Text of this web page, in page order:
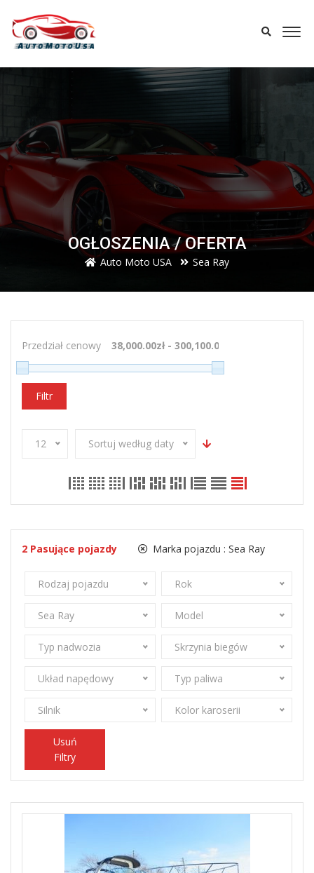
OGŁOSZENIA / OFERTA
Auto Moto USA Sea Ray
Przedział cenowy
Filtr
12 Sortuj według daty
2 Pasujące pojazdy Marka pojazdu : Sea Ray
Rodzaj pojazdu Rok
Sea Ray Model
Typ nadwozia Skrzynia biegów
Układ napędowy Typ paliwa
Silnik Kolor karoserii
Usuń
Filtry